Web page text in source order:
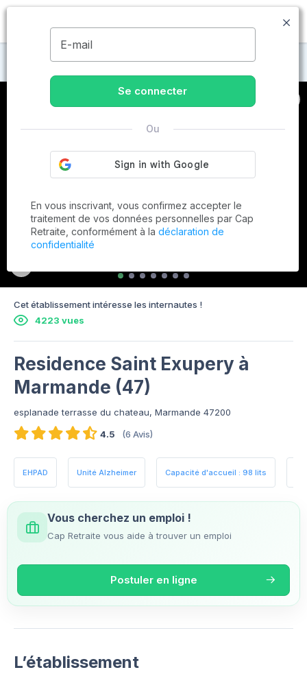
MENU
Maisons de retraite à Marmande
Cet établissement intéresse les internautes !
4223 vues
Residence Saint Exupery à
Marmande (47)
esplanade terrasse du chateau, Marmande 47200
4.5
(6 Avis)
EHPAD Unité Alzheimer Capacité d'accueil : 98 lits
Vous cherchez un emploi !
Cap Retraite vous aide à trouver un emploi
Postuler en ligne
L’établissement
E-mail
Se connecter
Ou
En vous inscrivant, vous confirmez accepter le
traitement de vos données personnelles par Cap
Retraite, conformément à la déclaration de
confidentialité